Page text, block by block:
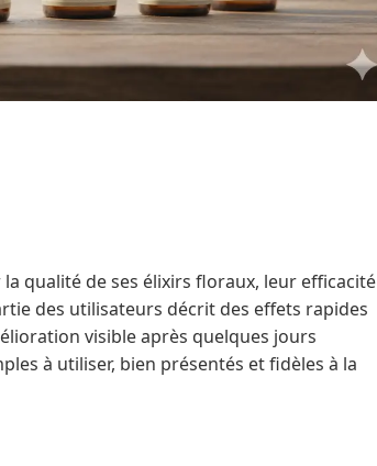
qualité de ses élixirs floraux, leur efficacité
des utilisateurs décrit des effets rapides
visible après quelques jours
à utiliser, bien présentés et fidèles à la